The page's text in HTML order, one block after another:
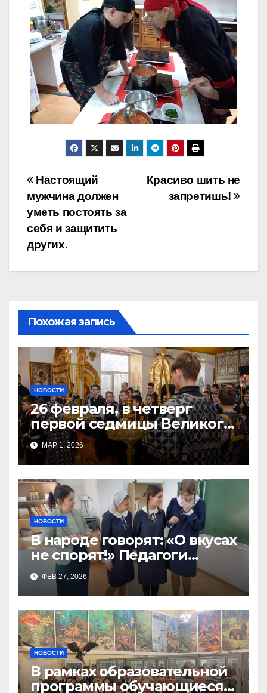
Навигация
по
записям
Красиво шить не
запретишь!
Настоящий
мужчина должен
уметь постоять за
себя и защитить
других.
Похожая запись
НОВОСТИ
26 февраля, в четверг
первой седмицы Великого
Поста, в Свято-Никольском
храме состоялось Великое
МАР 1, 2026
НОВОСТИ
В народе говорят: «О вкусах
не спорят!» Педагоги
поварского отделения
Тимченко О.О.
ФЕВ 27, 2026
НОВОСТИ
В рамках образовательной
программы обучающиеся